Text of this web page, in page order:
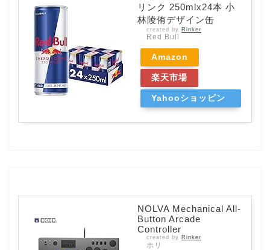
リンク 250mlx24本 小
林陵侑デザイン缶
created by Rinker
Red Bull
Amazon
楽天市場
Yahooショッピン
NOLVA Mechanical All-
Button Arcade
Controller
created by Rinker
ホリ